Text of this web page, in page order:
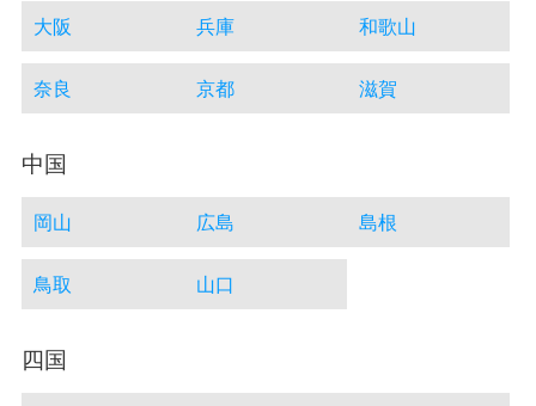
大阪 兵庫 和歌山
奈良 京都 滋賀
中国
岡山 広島 島根
鳥取 山口
四国